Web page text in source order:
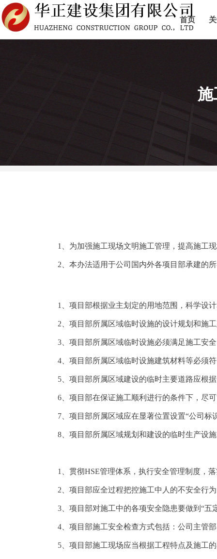
首页
施
1、为加强施工现场文明施工管理，提高施工
2、本办法适用于公司国内外各项目部承建的
1、项目部根据业主划定的用地范围，科学设
2、项目部所属区域临时设施的设计规划和施
3、项目部所属区域临时设施必须满足施工安
4、项目部所属区域临时设施建筑材料等必须
5、项目部所属区域建设的临时主要道路应根
6、项目部在保证施工顺利进行的条件下，尽
7、项目部所属区域应在显著位置设置“公司标
8、项目部所属区域规划和建设的临时生产设
1、贯彻HSE管理体系，执行安全管理制度，
2、项目部应全过程把控施工中人的不安全行
3、项目部对施工中的各项安全隐患要做到“
4、项目部施工安全检查方式包括：公司主管
5、项目部施工现场应当根据工程特点及施工